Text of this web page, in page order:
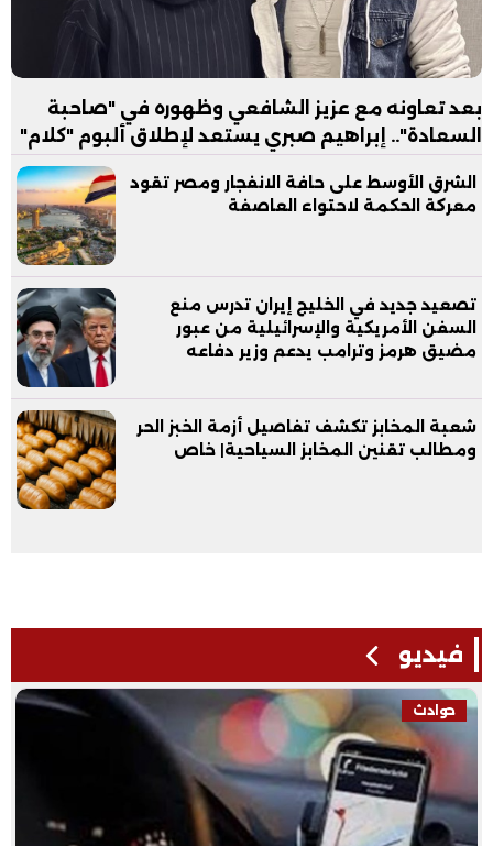
بعد تعاونه مع عزيز الشافعي وظهوره في "صاحبة
السعادة".. إبراهيم صبري يستعد لإطلاق ألبوم "كلام"
الشرق الأوسط على حافة الانفجار ومصر تقود
معركة الحكمة لاحتواء العاصفة
تصعيد جديد في الخليج إيران تدرس منع
السفن الأمريكية والإسرائيلية من عبور
مضيق هرمز وترامب يدعم وزير دفاعه
شعبة المخابز تكشف تفاصيل أزمة الخبز الحر
ومطالب تقنين المخابز السياحية| خاص
فيديو
حوادث